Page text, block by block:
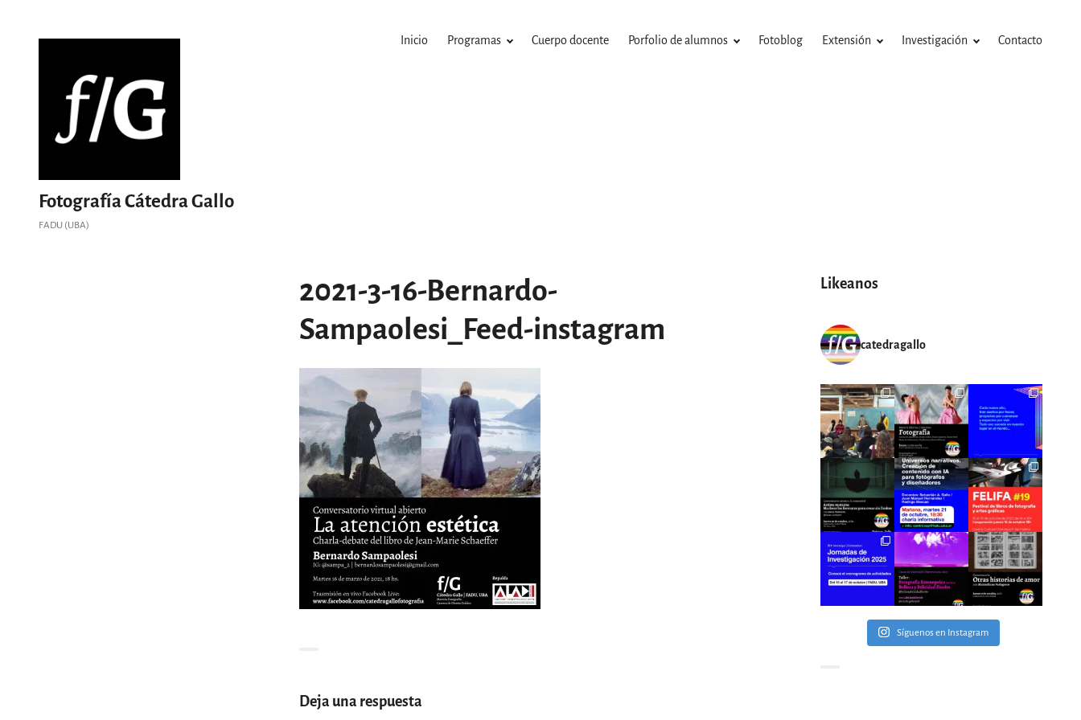
Fotografía Cátedra Gallo
FADU (UBA)
Inicio Programas Cuerpo docente Porfolio de alumnos Fotoblog Extensión Investigación Contacto
2021-3-16-Bernardo-
Sampaolesi_Feed-instagram
Deja una respuesta
Likeanos
catedragallo
Síguenos en Instagram